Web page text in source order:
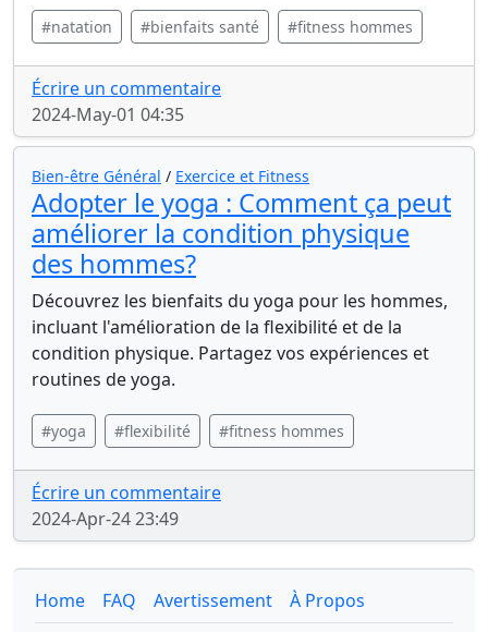
#natation #bienfaits santé #fitness hommes
Écrire un commentaire
2024-May-01 04:35
Bien-être Général / Exercice et Fitness
Adopter le yoga : Comment ça peut
améliorer la condition physique
des hommes?
Découvrez les bienfaits du yoga pour les hommes,
incluant l'amélioration de la flexibilité et de la
condition physique. Partagez vos expériences et
routines de yoga.
#yoga #flexibilité #fitness hommes
Écrire un commentaire
2024-Apr-24 23:49
Home FAQ Avertissement
À Propos